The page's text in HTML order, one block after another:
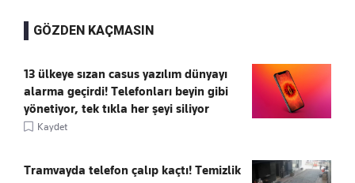
GÖZDEN KAÇMASIN
13 ülkeye sızan casus yazılım dünyayı
alarma geçirdi! Telefonları beyin gibi
yönetiyor, tek tıkla her şeyi siliyor
Kaydet
Tramvayda telefon çalıp kaçtı! Temizlik